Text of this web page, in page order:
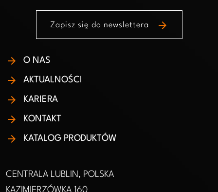
Zapisz się do newslettera arrow_forward
O NAS
AKTUALNOŚCI
KARIERA
KONTAKT
KATALOG PRODUKTÓW
CENTRALA LUBLIN, POLSKA
KAZIMIERZÓWKA 160